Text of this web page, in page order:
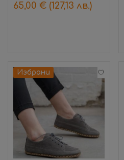
65,00 € (127,13 лв.)
Избрани